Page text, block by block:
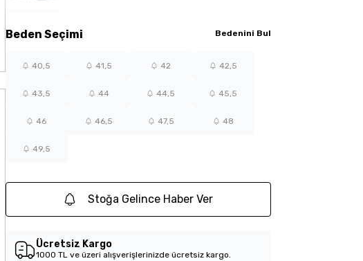
Beden Seçimi Bedenini Bul
40,5 41,5 42 42,5
43,5 44 44,5 45,5
46 46,5 47,5 48
49,5
Stoğa Gelince Haber Ver
Ücretsiz Kargo
1000 TL ve üzeri alışverişlerinizde ücretsiz kargo.